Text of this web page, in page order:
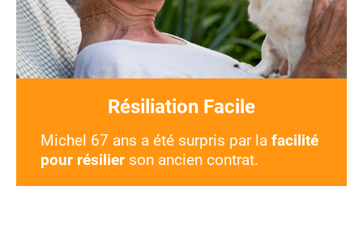
Résiliation Facile
Michel 67 ans a été surpris par la facilité
pour résilier son ancien contrat.